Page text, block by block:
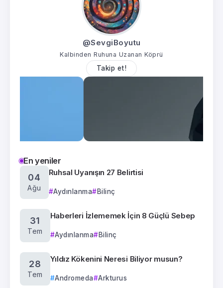
@SevgiBoyutu
Kalbinden Ruhuna Uzanan Köprü
Takip et!
En yeniler
04
Ağu
Ruhsal Uyanışın 27 Belirtisi
Aydınlanma Bilinç
31
Tem
Haberleri İzlememek İçin 8 Güçlü Sebep
Aydınlanma Bilinç
28
Tem
Yıldız Kökenini Neresi Biliyor musun?
Andromeda Arkturus